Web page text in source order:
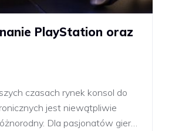
PlayStation oraz
czasach rynek konsol do
jest niewątpliwie
Dla pasjonatów gier…